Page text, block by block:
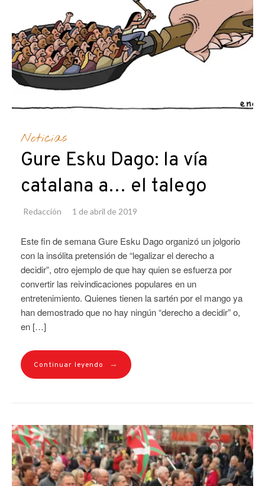
Noticias
Gure Esku Dago: la vía
catalana a… el talego
Redacción 1 de abril de 2019
Este fin de semana Gure Esku Dago organizó un jolgorio
con la insólita pretensión de “legalizar el derecho a
decidir”, otro ejemplo de que hay quien se esfuerza por
convertir las reivindicaciones populares en un
entretenimiento. Quienes tienen la sartén por el mango ya
han demostrado que no hay ningún “derecho a decidir” o,
en […]
Continuar leyendo →